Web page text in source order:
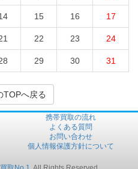
15 16 17
22 23 24
29 30 31
TOPへ戻る
携帯買取の流れ
よくある質問
お問い合わせ
個人情報保護方針について